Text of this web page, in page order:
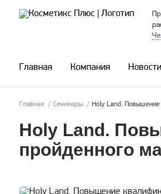
Главная Компания
Главная / Семинары / Holy Land.
Holy Land.
пройденного